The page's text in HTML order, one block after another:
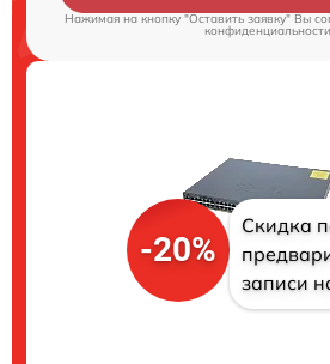
Нажимая на кнопку "Оставить заявку" Вы
конфиденциальности
-20%
Скидка
записи